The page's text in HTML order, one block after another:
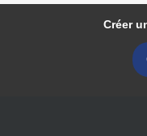
Créer